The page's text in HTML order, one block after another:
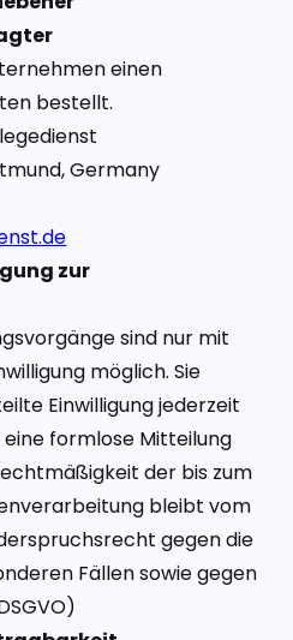
einen
bestellt.
Germany
zur
sind nur mit
möglich. Sie
Einwilligung jederzeit
formlose Mitteilung
der bis zum
bleibt vom
gegen die
Fällen sowie gegen